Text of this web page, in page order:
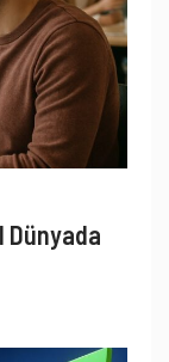
Dünyada